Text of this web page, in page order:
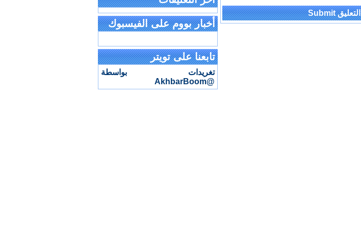
أخبار بووم على الفيسبوك
تابعنا على تويتر
تغريدات بواسطة
@AkhbarBoom